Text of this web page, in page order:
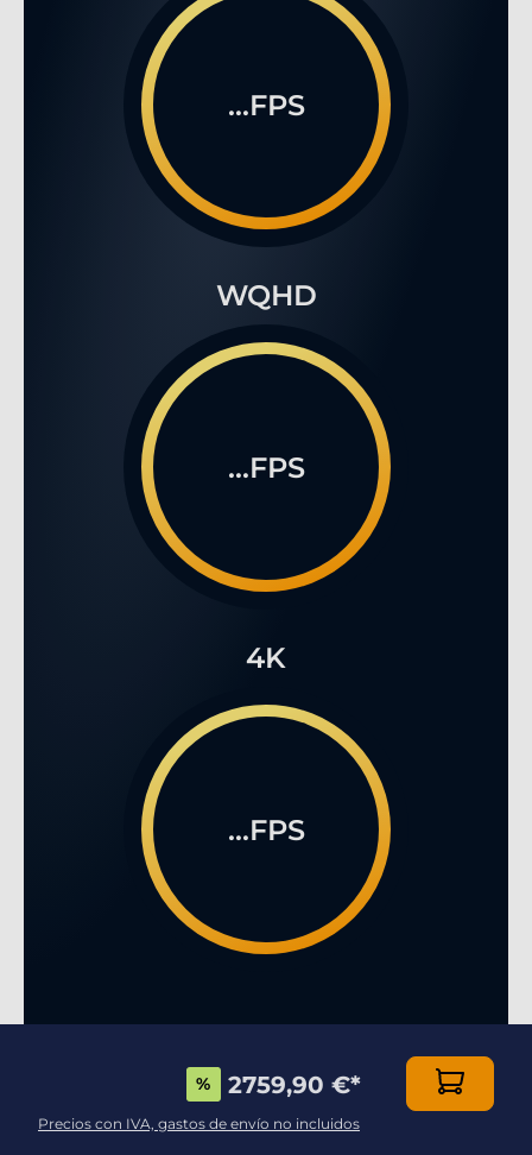
...FPS
WQHD
...FPS
4K
...FPS
EL GAMING MULTIJUGADOR EN LÌNEA COMO
NUNCA HABÉIS VISTO!
% 2759,90 €*
Precios con IVA, gastos de envío no incluidos